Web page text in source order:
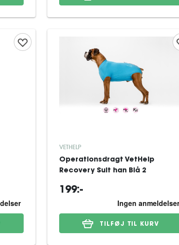
VETHELP
Operationsdragt VetHelp
Recovery Suit han Blå 2
199:-
TILFØJ TIL KURV